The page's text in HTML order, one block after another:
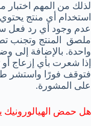
لذلك من المهم
استخدام أي منتج
عدم وجود أي رد فعل
ملصق المنتج وتجنب
واحدة. بالإضافة إلى
إذا شعرت بأي إزعاج أو
فتوقف فورًا واستشر
على المشورة.
هل حمض الهيالورونيك